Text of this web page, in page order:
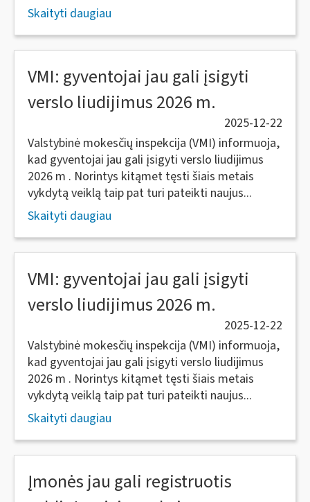
Skaityti daugiau
VMI: gyventojai jau gali įsigyti
verslo liudijimus 2026 m.
2025-12-22
Valstybinė mokesčių inspekcija (VMI) informuoja,
kad gyventojai jau gali įsigyti verslo liudijimus
2026 m . Norintys kitąmet tęsti šiais metais
vykdytą veiklą taip pat turi pateikti naujus...
Skaityti daugiau
VMI: gyventojai jau gali įsigyti
verslo liudijimus 2026 m.
2025-12-22
Valstybinė mokesčių inspekcija (VMI) informuoja,
kad gyventojai jau gali įsigyti verslo liudijimus
2026 m . Norintys kitąmet tęsti šiais metais
vykdytą veiklą taip pat turi pateikti naujus...
Skaityti daugiau
Įmonės jau gali registruotis